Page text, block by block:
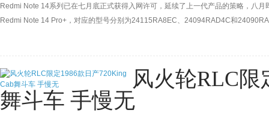
Redmi Note 14系列已在七月底正式获得入网许可，延续了上一代产品的策略，八
Redmi Note 14 Pro+，对应的型号分别为24115RA8EC、24094RAD4C和
风火轮RLC限
舞斗车 手慢无